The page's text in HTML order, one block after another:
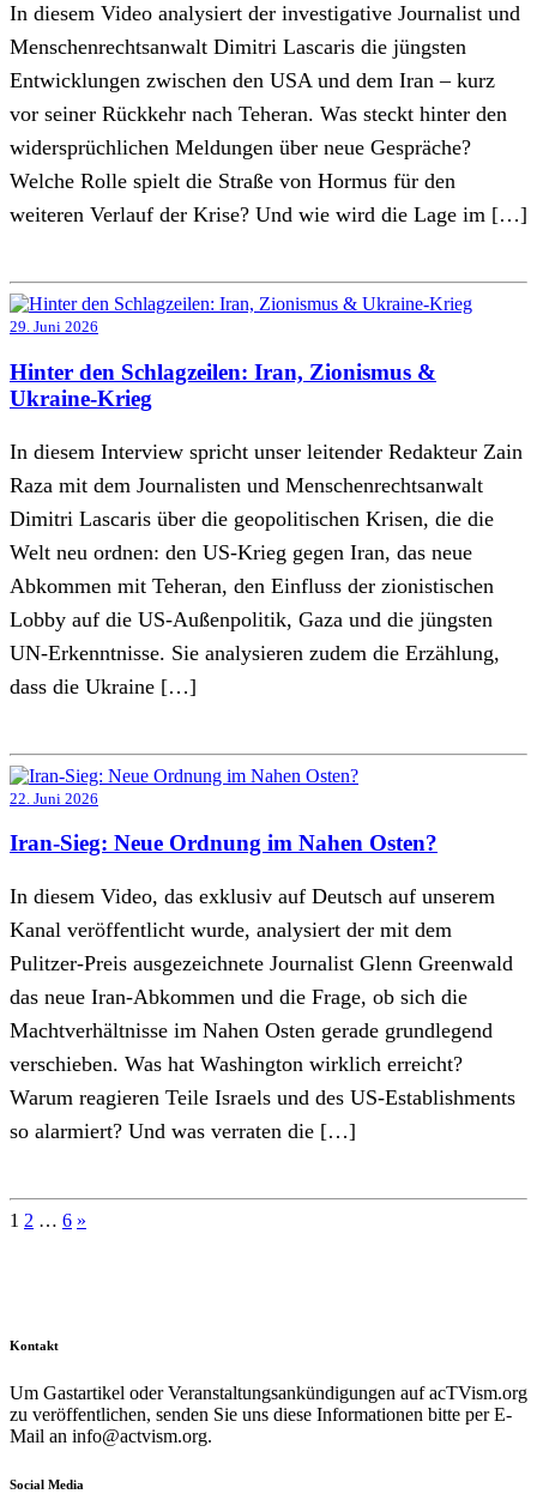
In diesem Video analysiert der investigative Journalist und
Menschenrechtsanwalt Dimitri Lascaris die jüngsten
Entwicklungen zwischen den USA und dem Iran – kurz
vor seiner Rückkehr nach Teheran. Was steckt hinter den
widersprüchlichen Meldungen über neue Gespräche?
Welche Rolle spielt die Straße von Hormus für den
weiteren Verlauf der Krise? Und wie wird die Lage im […]
29. Juni 2026
Hinter den Schlagzeilen: Iran, Zionismus &
Ukraine-Krieg
In diesem Interview spricht unser leitender Redakteur Zain
Raza mit dem Journalisten und Menschenrechtsanwalt
Dimitri Lascaris über die geopolitischen Krisen, die die
Welt neu ordnen: den US-Krieg gegen Iran, das neue
Abkommen mit Teheran, den Einfluss der zionistischen
Lobby auf die US-Außenpolitik, Gaza und die jüngsten
UN-Erkenntnisse. Sie analysieren zudem die Erzählung,
dass die Ukraine […]
22. Juni 2026
Iran-Sieg: Neue Ordnung im Nahen Osten?
In diesem Video, das exklusiv auf Deutsch auf unserem
Kanal veröffentlicht wurde, analysiert der mit dem
Pulitzer-Preis ausgezeichnete Journalist Glenn Greenwald
das neue Iran-Abkommen und die Frage, ob sich die
Machtverhältnisse im Nahen Osten gerade grundlegend
verschieben. Was hat Washington wirklich erreicht?
Warum reagieren Teile Israels und des US-Establishments
so alarmiert? Und was verraten die […]
Seitennummerierung
1 2 … 6 »
Kontakt
Um Gastartikel oder Veranstaltungsankündigungen auf acTVism.org
zu veröffentlichen, senden Sie uns diese Informationen bitte per E-
Mail an info@actvism.org.
Social Media